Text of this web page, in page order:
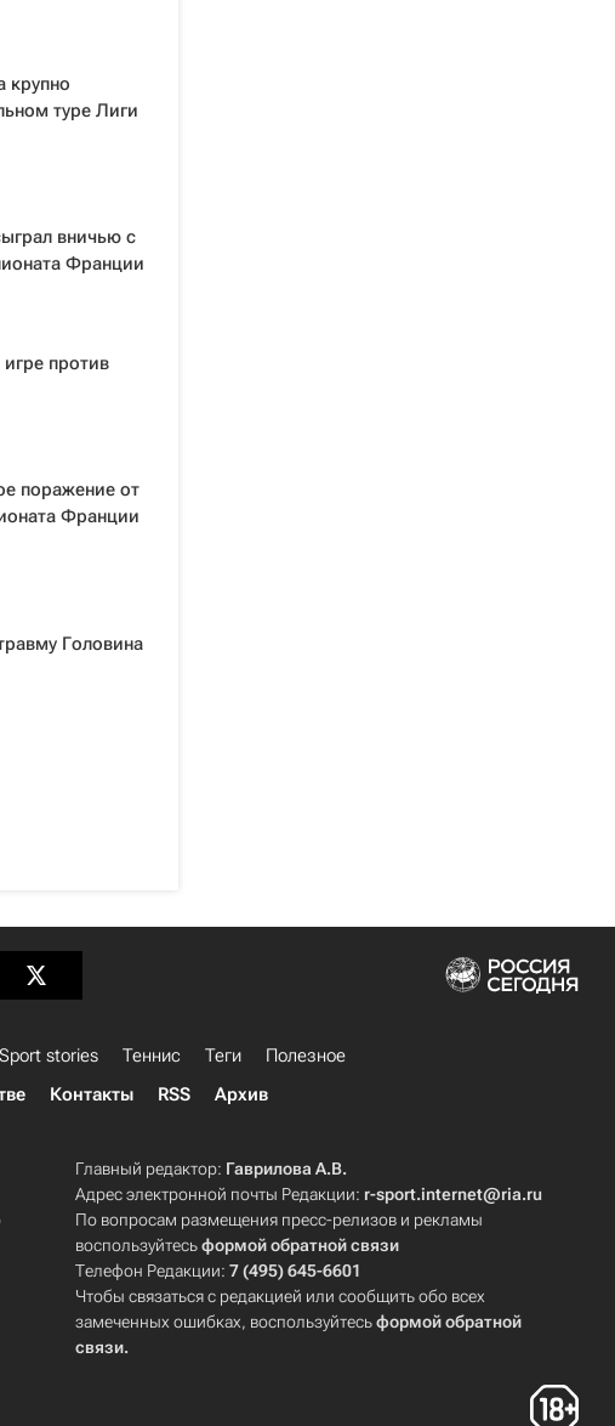
крупно
туре Лиги
вничью с
Франции
против
поражение от
Франции
Головина
Sport stories Теннис Теги
Полезное
Контакты RSS Архив
Главный редактор: Гаврилова А.В.
Адрес электронной почты Редакции: r-sport.internet@ria.ru
По вопросам размещения пресс-релизов и рекламы
воспользуйтесьформой обратной связи
Телефон Редакции:7 (495) 645-6601
Чтобы связаться с редакцией или сообщить обо всех
замеченных ошибках, воспользуйтесьформой обратной
связи.